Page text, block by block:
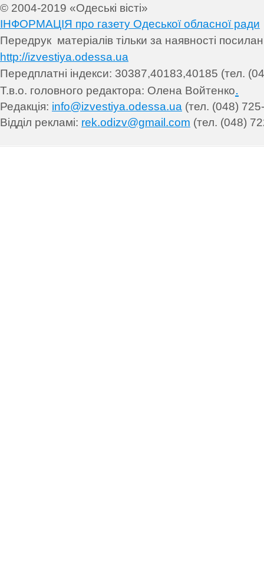
© 2004-2019 «Одеські вісті»
ІНФОРМАЦІЯ про газету Одеської обласної ради
Передрук матеріалів тільки за наявності
http://izvestiya.odessa.ua
Передплатні індекси: 30387,40183,40185 (тел.
Т.в.о. головного редактора: Олена Войтенко.
Редакція: info@izvestiya.odessa.ua (тел. (048)
Відділ рекламі: rek.odizv@gmail.com (тел. (048)